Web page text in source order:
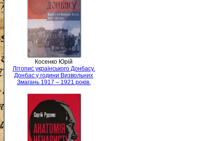
Косенко Юрій
Літопис українського Донбасу.
Донбас у години Визвольних
Змагань 1917 – 1921 років.